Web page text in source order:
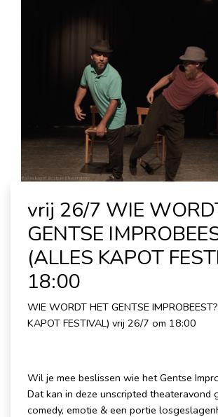
vrij 26/7 WIE
GENTSE
(ALLES KAPOT
18:00
WIE WORDT HET GENTSE
KAPOT FESTIVAL) vrij 26/7 om 18:00
Wil je mee beslissen wie het Gentse
Dat kan in deze unscripted theateravond
comedy, emotie & een portie